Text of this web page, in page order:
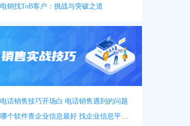
电销找ToB客户：挑战与突破之道
电话销售技巧开场白 电话销售遇到的问题
哪个软件查企业信息最好 找企业信息平台 app